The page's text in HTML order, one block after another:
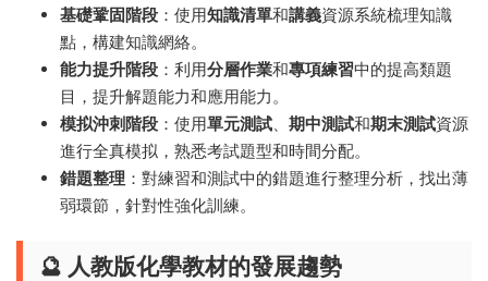
基礎鞏固階段 ：使用知識清單和講義資源系統梳理知識
點，構建知識網絡。
能力提升階段 ：利用分層作業和專項練習中的提高類題
目，提升解題能力和應用能力。
模拟沖刺階段 ：使用單元測試 期中測試和期末測試資源
進行全真模拟，熟悉考試題型和時間分配。
錯題整理 ：對練習和測試中的錯題進行整理分析，找出薄
弱環節，針對性強化訓練。
🔮 人教版化學教材的發展趨勢